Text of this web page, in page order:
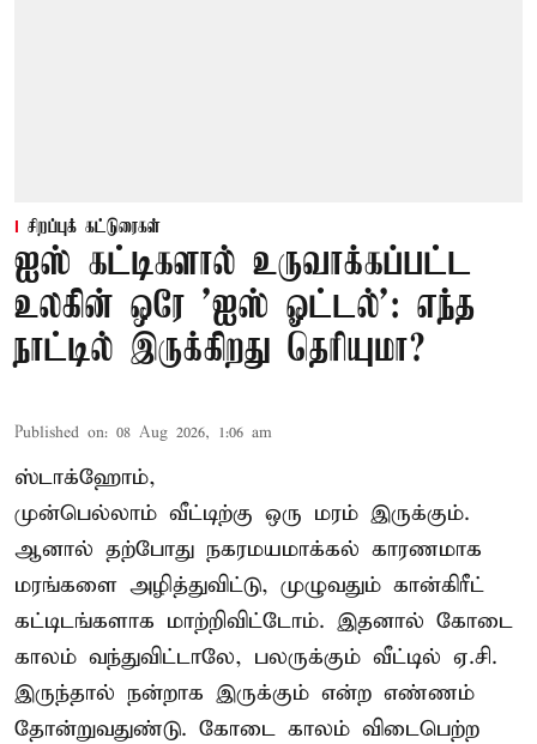
சிறப்புக் கட்டுரைகள்
ஐஸ் கட்டிகளால் உருவாக்கப்பட்ட
உலகின் ஒரே 'ஐஸ் ஓட்டல்': எந்த
நாட்டில் இருக்கிறது தெரியுமா?
Published on: 08 Aug 2026, 1:06 am
ஸ்டாக்ஹோம்,
முன்பெல்லாம் வீட்டிற்கு ஒரு மரம் இருக்கும்.
ஆனால் தற்போது நகரமயமாக்கல் காரணமாக
மரங்களை அழித்துவிட்டு, முழுவதும் கான்கிரீட்
கட்டிடங்களாக மாற்றிவிட்டோம். இதனால் கோடை
காலம் வந்துவிட்டாலே, பலருக்கும் வீட்டில் ஏ.சி.
இருந்தால் நன்றாக இருக்கும் என்ற எண்ணம்
தோன்றுவதுண்டு. கோடை காலம் விடைபெற்ற